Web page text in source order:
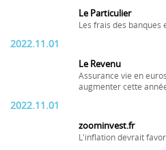
Le Particulier
Les frais des banques
2022.11.01
Le Revenu
Assurance vie en
augmenter cette
2022.11.01
zoominvest.fr
L'inflation devrait